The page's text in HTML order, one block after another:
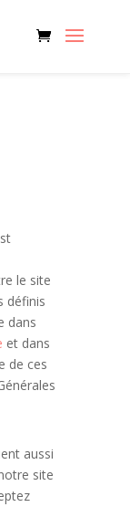
le site
définis
dans
et dans
de ces
aussi
site